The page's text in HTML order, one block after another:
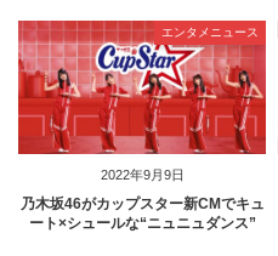
2022年9月9日
エンタメニュース
乃木坂46がカップスター新CMでキュ
ート×シュールな“ニュニュダンス”